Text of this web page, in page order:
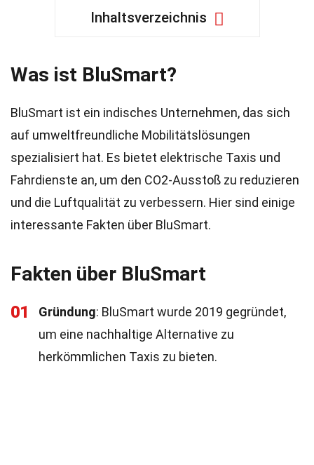
Inhaltsverzeichnis
Was ist BluSmart?
BluSmart ist ein indisches Unternehmen, das sich
auf umweltfreundliche Mobilitätslösungen
spezialisiert hat. Es bietet elektrische Taxis und
Fahrdienste an, um den CO2-Ausstoß zu reduzieren
und die Luftqualität zu verbessern. Hier sind einige
interessante Fakten über BluSmart.
Fakten über BluSmart
01 Gründung: BluSmart wurde 2019 gegründet,
um eine nachhaltige Alternative zu
herkömmlichen Taxis zu bieten.